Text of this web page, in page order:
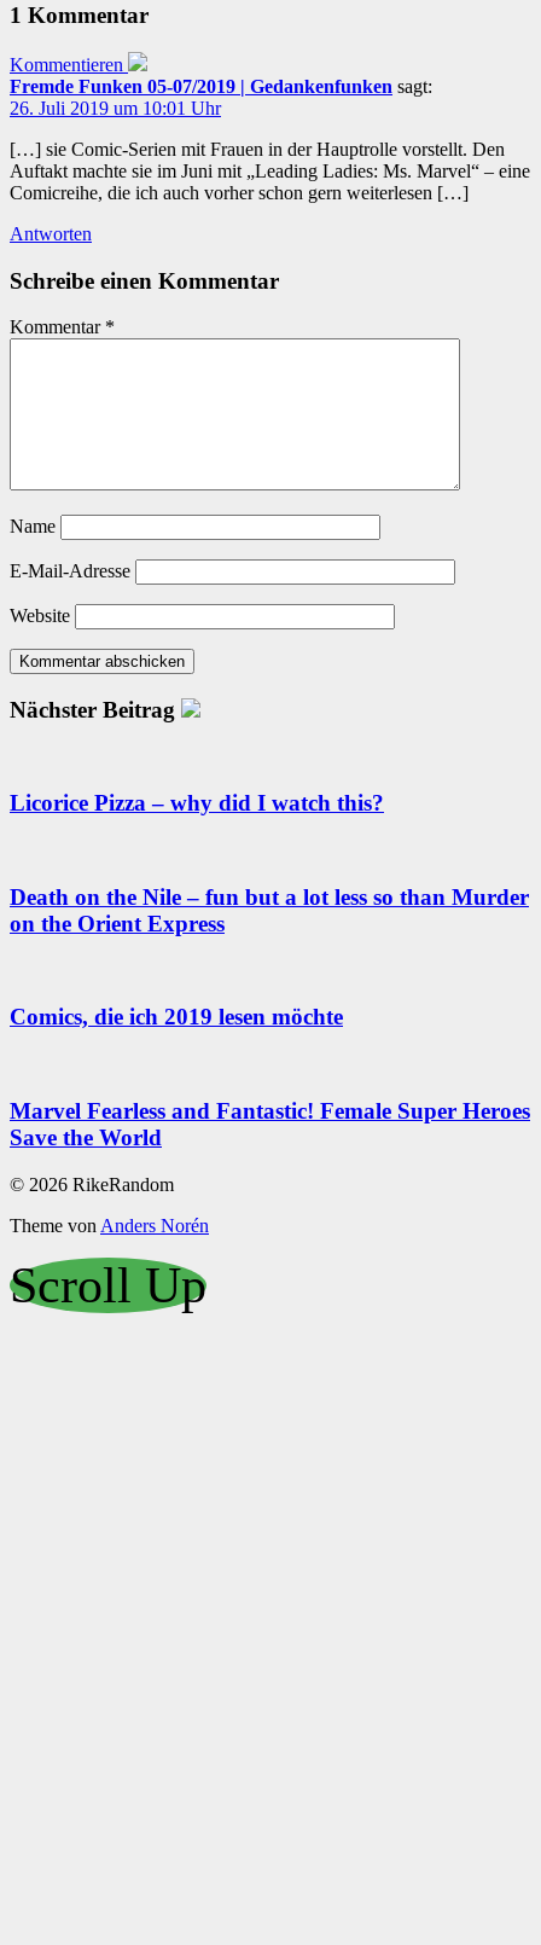
1 Kommentar
Kommentieren
Fremde Funken 05-07/2019 | Gedankenfunken sagt:
26. Juli 2019 um 10:01 Uhr
[…] sie Comic-Serien mit Frauen in der Hauptrolle vorstellt. Den
Auftakt machte sie im Juni mit „Leading Ladies: Ms. Marvel“ – eine
Comicreihe, die ich auch vorher schon gern weiterlesen […]
Antworten
Schreibe einen Kommentar
Kommentar *
Name
E-Mail-Adresse
Website
Nächster Beitrag
Licorice Pizza – why did I watch this?
Death on the Nile – fun but a lot less so than Murder
on the Orient Express
Comics, die ich 2019 lesen möchte
Marvel Fearless and Fantastic! Female Super Heroes
Save the World
© 2026 RikeRandom
Theme von Anders Norén
Scroll Up